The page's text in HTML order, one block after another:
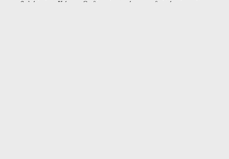
εισβολής στην Κύπρο. Οι διοργανωτές προειδοποίησαν την